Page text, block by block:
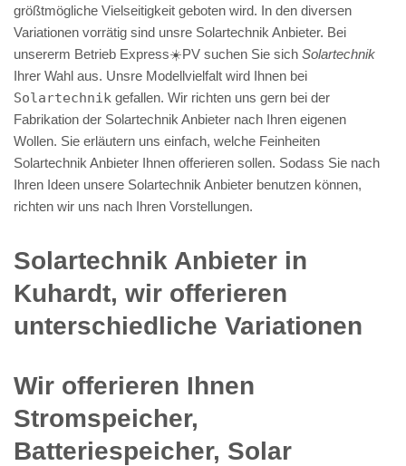
größtmögliche Vielseitigkeit geboten wird. In den diversen
Variationen vorrätig sind unsre Solartechnik Anbieter. Bei
unsererm Betrieb Express☀️PV️ suchen Sie sich Solartechnik
Ihrer Wahl aus. Unsre Modellvielfalt wird Ihnen bei
Solartechnik gefallen. Wir richten uns gern bei der
Fabrikation der Solartechnik Anbieter nach Ihren eigenen
Wollen. Sie erläutern uns einfach, welche Feinheiten
Solartechnik Anbieter Ihnen offerieren sollen. Sodass Sie nach
Ihren Ideen unsere Solartechnik Anbieter benutzen können,
richten wir uns nach Ihren Vorstellungen.
Solartechnik Anbieter in
Kuhardt, wir offerieren
unterschiedliche Variationen
Wir offerieren Ihnen
Stromspeicher,
Batteriespeicher, Solar